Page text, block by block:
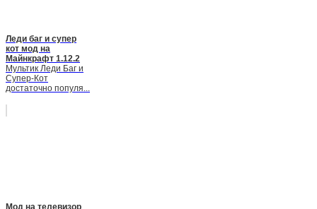
Леди баг и супер
кот мод на
Майнкрафт 1.12.2
Мультик Леди Баг и
Супер-Кот
достаточно популя...
Мод на телевизор